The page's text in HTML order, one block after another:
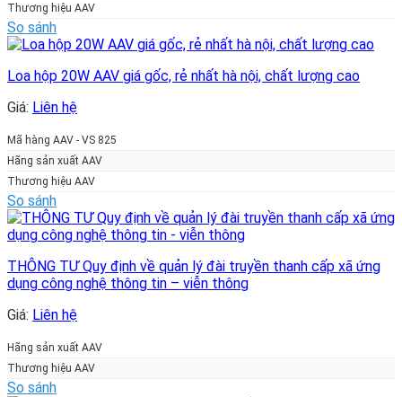
Thương hiệu AAV
So sánh
Loa hộp 20W AAV giá gốc, rẻ nhất hà nội, chất lượng cao
Giá: Liên hệ
Mã hàng AAV - VS 825
Hãng sản xuất AAV
Thương hiệu AAV
So sánh
THÔNG TƯ Quy định về quản lý đài truyền thanh cấp xã ứng
dụng công nghệ thông tin – viễn thông
Giá: Liên hệ
Hãng sản xuất AAV
Thương hiệu AAV
So sánh